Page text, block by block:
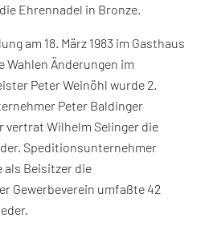
Ehrennadel in Bronze.
am 18. März 1983 im Gasthaus
Wahlen Änderungen im
Peter Weinöhl wurde 2.
Peter Baldinger
vertrat Wilhelm Selinger die
Speditionsunternehmer
als Beisitzer die
Gewerbeverein umfaßte 42